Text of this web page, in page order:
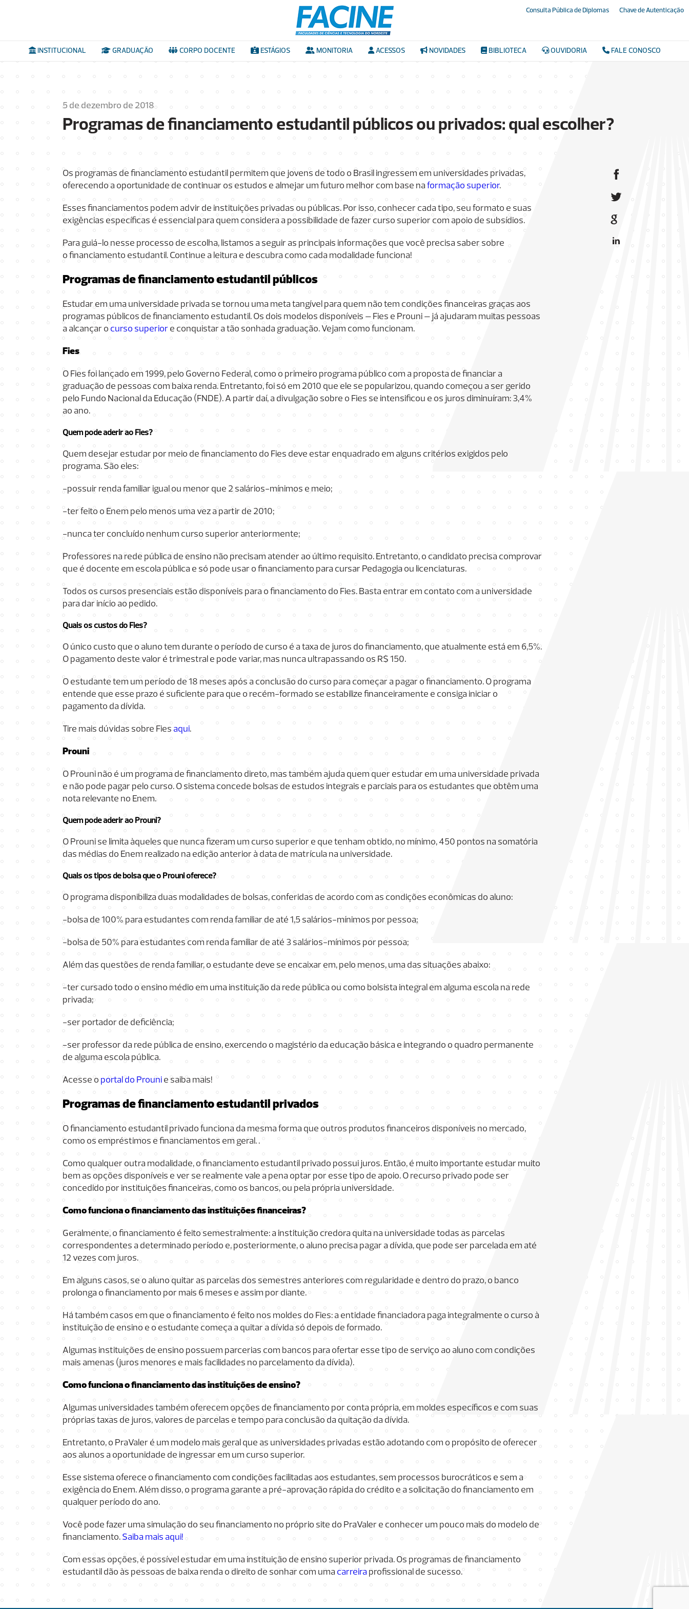
Consulta Pública de Diplomas Chave de Autenticação
INSTITUCIONAL GRADUAÇÃO CORPO DOCENTE ESTÁGIOS MONITORIA ACESSOS NOVIDADES BIBLIOTECA OUVIDORIA FALE CONOSCO
5 de dezembro de 2018
Programas de financiamento estudantil públicos ou privados: qual escolher?
Os programas de financiamento estudantil permitem que jovens de todo o Brasil ingressem em universidades privadas,
oferecendo a oportunidade de continuar os estudos e almejar um futuro melhor com base na formação superior.
Esses financiamentos podem advir de instituições privadas ou públicas. Por isso, conhecer cada tipo, seu formato e suas
exigências específicas é essencial para quem considera a possibilidade de fazer curso superior com apoio de subsídios.
Para guiá-lo nesse processo de escolha, listamos a seguir as principais informações que você precisa saber sobre
o financiamento estudantil. Continue a leitura e descubra como cada modalidade funciona!
Programas de financiamento estudantil públicos
Estudar em uma universidade privada se tornou uma meta tangível para quem não tem condições financeiras graças aos
programas públicos de financiamento estudantil. Os dois modelos disponíveis – Fies e Prouni – já ajudaram muitas pessoas
a alcançar o curso superior e conquistar a tão sonhada graduação. Vejam como funcionam.
Fies
O Fies foi lançado em 1999, pelo Governo Federal, como o primeiro programa público com a proposta de financiar a
graduação de pessoas com baixa renda. Entretanto, foi só em 2010 que ele se popularizou, quando começou a ser gerido
pelo Fundo Nacional da Educação (FNDE). A partir daí, a divulgação sobre o Fies se intensificou e os juros diminuíram: 3,4%
ao ano.
Quem pode aderir ao Fies?
Quem desejar estudar por meio de financiamento do Fies deve estar enquadrado em alguns critérios exigidos pelo
programa. São eles:
-possuir renda familiar igual ou menor que 2 salários-mínimos e meio;
-ter feito o Enem pelo menos uma vez a partir de 2010;
-nunca ter concluído nenhum curso superior anteriormente;
Professores na rede pública de ensino não precisam atender ao último requisito. Entretanto, o candidato precisa comprovar
que é docente em escola pública e só pode usar o financiamento para cursar Pedagogia ou licenciaturas.
Todos os cursos presenciais estão disponíveis para o financiamento do Fies. Basta entrar em contato com a universidade
para dar início ao pedido.
Quais os custos do Fies?
O único custo que o aluno tem durante o período de curso é a taxa de juros do financiamento, que atualmente está em 6,5%.
O pagamento deste valor é trimestral e pode variar, mas nunca ultrapassando os R$ 150.
O estudante tem um período de 18 meses após a conclusão do curso para começar a pagar o financiamento. O programa
entende que esse prazo é suficiente para que o recém-formado se estabilize financeiramente e consiga iniciar o
pagamento da dívida.
Tire mais dúvidas sobre Fies aqui.
Prouni
O Prouni não é um programa de financiamento direto, mas também ajuda quem quer estudar em uma universidade privada
e não pode pagar pelo curso. O sistema concede bolsas de estudos integrais e parciais para os estudantes que obtêm uma
nota relevante no Enem.
Quem pode aderir ao Prouni?
O Prouni se limita àqueles que nunca fizeram um curso superior e que tenham obtido, no mínimo, 450 pontos na somatória
das médias do Enem realizado na edição anterior à data de matrícula na universidade.
Quais os tipos de bolsa que o Prouni oferece?
O programa disponibiliza duas modalidades de bolsas, conferidas de acordo com as condições econômicas do aluno:
-bolsa de 100% para estudantes com renda familiar de até 1,5 salários-mínimos por pessoa;
-bolsa de 50% para estudantes com renda familiar de até 3 salários-mínimos por pessoa;
Além das questões de renda familiar, o estudante deve se encaixar em, pelo menos, uma das situações abaixo:
-ter cursado todo o ensino médio em uma instituição da rede pública ou como bolsista integral em alguma escola na rede
privada;
-ser portador de deficiência;
-ser professor da rede pública de ensino, exercendo o magistério da educação básica e integrando o quadro permanente
de alguma escola pública.
Acesse o portal do Prouni e saiba mais!
Programas de financiamento estudantil privados
O financiamento estudantil privado funciona da mesma forma que outros produtos financeiros disponíveis no mercado,
como os empréstimos e financiamentos em geral. .
Como qualquer outra modalidade, o financiamento estudantil privado possui juros. Então, é muito importante estudar muito
bem as opções disponíveis e ver se realmente vale a pena optar por esse tipo de apoio. O recurso privado pode ser
concedido por instituições financeiras, como os bancos, ou pela própria universidade.
Como funciona o financiamento das instituições financeiras?
Geralmente, o financiamento é feito semestralmente: a instituição credora quita na universidade todas as parcelas
correspondentes a determinado período e, posteriormente, o aluno precisa pagar a dívida, que pode ser parcelada em até
12 vezes com juros.
Em alguns casos, se o aluno quitar as parcelas dos semestres anteriores com regularidade e dentro do prazo, o banco
prolonga o financiamento por mais 6 meses e assim por diante.
Há também casos em que o financiamento é feito nos moldes do Fies: a entidade financiadora paga integralmente o curso à
instituição de ensino e o estudante começa a quitar a dívida só depois de formado.
Algumas instituições de ensino possuem parcerias com bancos para ofertar esse tipo de serviço ao aluno com condições
mais amenas (juros menores e mais facilidades no parcelamento da dívida).
Como funciona o financiamento das instituições de ensino?
Algumas universidades também oferecem opções de financiamento por conta própria, em moldes específicos e com suas
próprias taxas de juros, valores de parcelas e tempo para conclusão da quitação da dívida.
Entretanto, o PraValer é um modelo mais geral que as universidades privadas estão adotando com o propósito de oferecer
aos alunos a oportunidade de ingressar em um curso superior.
Esse sistema oferece o financiamento com condições facilitadas aos estudantes, sem processos burocráticos e sem a
exigência do Enem. Além disso, o programa garante a pré-aprovação rápida do crédito e a solicitação do financiamento em
qualquer período do ano.
Você pode fazer uma simulação do seu financiamento no próprio site do PraValer e conhecer um pouco mais do modelo de
financiamento. Saiba mais aqui!
Com essas opções, é possível estudar em uma instituição de ensino superior privada. Os programas de financiamento
estudantil dão às pessoas de baixa renda o direito de sonhar com uma carreira profissional de sucesso.